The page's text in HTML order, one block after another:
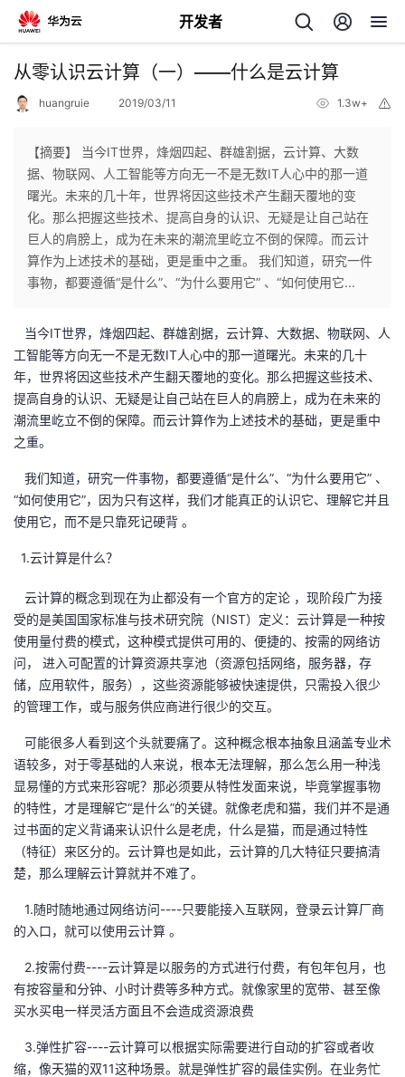
开发者
返
个
人
页
我
开
发
者
我
的
博
客
我
的
论
坛
我
的
圈
子
我
的
直
播
我
的
活
动
我
的
关
注
我
的
开
发
者
学
堂
我
我
的
Programs
我
的
支
持
我
的
我
从零认识云计算（一）——什么是云计算
huangruie 2019/03/11 1.3w+
【摘要】 当今IT世界，烽烟四起、群雄割据，云计算、大数
据、物联网、人工智能等方向无一不是无数IT人心中的那一道
曙光。未来的几十年，世界将因这些技术产生翻天覆地的变
化。那么把握这些技术、提高自身的认识、无疑是让自己站在
巨人的肩膀上，成为在未来的潮流里屹立不倒的保障。而云计
算作为上述技术的基础，更是重中之重。 我们知道，研究一件
事物，都要遵循“是什么”、“为什么要用它” 、“如何使用它...
当今IT世界，烽烟四起、群雄割据，云计算、大数据、物联网、人
工智能等方向无一不是无数IT人心中的那一道曙光。未来的几十
年，世界将因这些技术产生翻天覆地的变化。那么把握这些技术、
提高自身的认识、无疑是让自己站在巨人的肩膀上，成为在未来的
潮流里屹立不倒的保障。而云计算作为上述技术的基础，更是重中
之重。
我们知道，研究一件事物，都要遵循“是什么”、“为什么要用它” 、
“如何使用它”，因为只有这样，我们才能真正的认识它、理解它并且
使用它，而不是只靠死记硬背 。
1.云计算是什么？
云计算的概念到现在为止都没有一个官方的定论 ，现阶段广为接
受的是美国国家标准与技术研究院（NIST）定义：云计算是一种按
使用量付费的模式，这种模式提供可用的、便捷的、按需的网络访
问， 进入可配置的计算资源共享池（资源包括网络，服务器，存
储，应用软件，服务），这些资源能够被快速提供，只需投入很少
的管理工作，或与服务供应商进行很少的交互。
可能很多人看到这个头就要痛了。这种概念根本抽象且涵盖专业术
语较多，对于零基础的人来说，根本无法理解，那么怎么用一种浅
显易懂的方式来形容呢？那必须要从特性发面来说，毕竟掌握事物
的特性，才是理解它“是什么”的关键。就像老虎和猫，我们并不是通
过书面的定义背诵来认识什么是老虎，什么是猫，而是通过特性
（特征）来区分的。云计算也是如此，云计算的几大特征只要搞清
楚，那么理解云计算就并不难了。
1.随时随地通过网络访问----只要能接入互联网，登录云计算厂商
的入口，就可以使用云计算 。
2.按需付费----云计算是以服务的方式进行付费，有包年包月，也
有按容量和分钟、小时计费等多种方式。就像家里的宽带、甚至像
买水买电一样灵活方面且不会造成资源浪费
3.弹性扩容----云计算可以根据实际需要进行自动的扩容或者收
缩，像天猫的双11这种场景。就是弹性扩容的最佳实例。在业务忙